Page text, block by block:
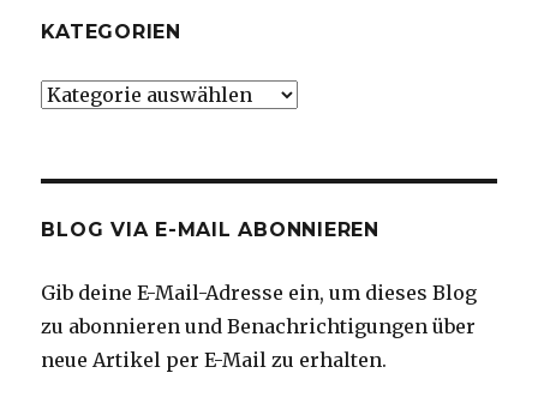
KATEGORIEN
Kategorien
BLOG VIA E-MAIL ABONNIEREN
Gib deine E-Mail-Adresse ein, um dieses Blog
zu abonnieren und Benachrichtigungen über
neue Artikel per E-Mail zu erhalten.